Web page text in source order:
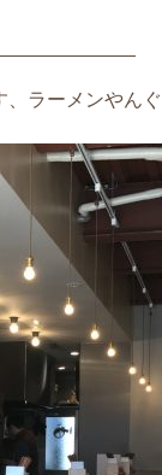
、ラーメンやんぐ